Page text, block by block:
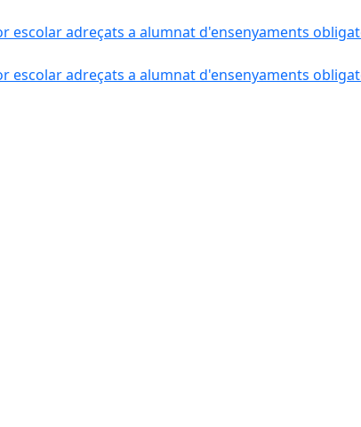
escolar adreçats a alumnat d'ensenyaments
escolar adreçats a alumnat d'ensenyaments